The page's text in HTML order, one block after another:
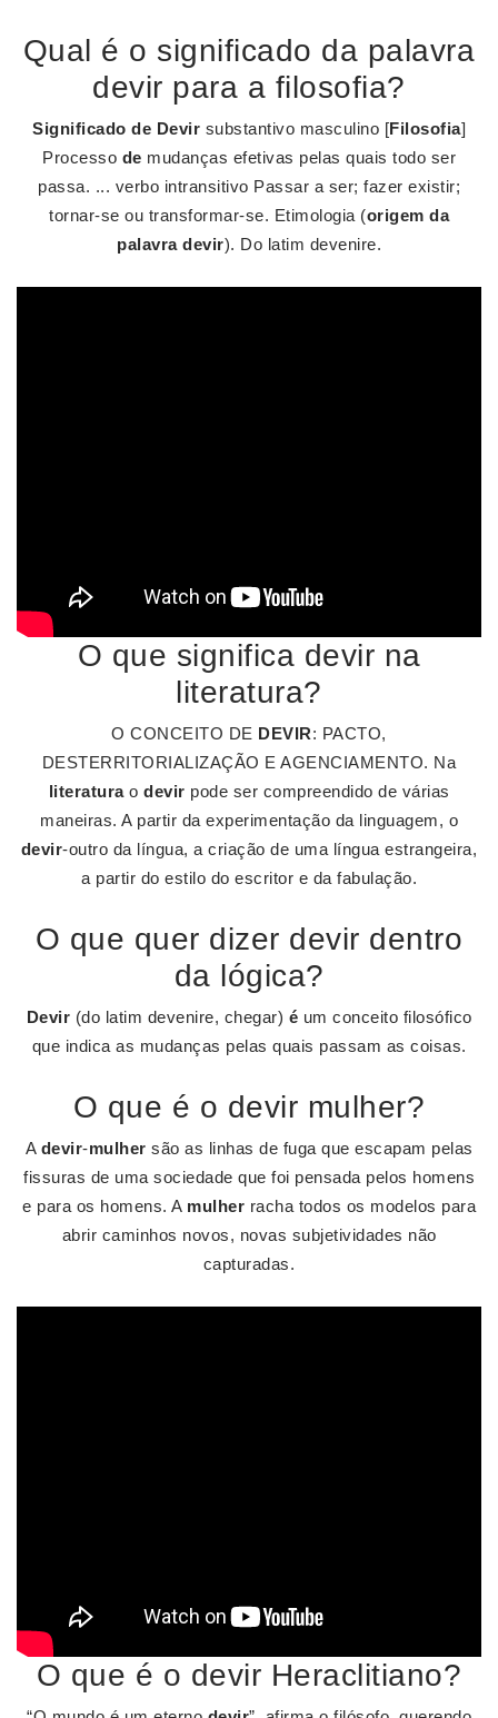
Qual é o significado da palavra
devir para a filosofia?
Significado de Devir substantivo masculino [Filosofia]
Processo de mudanças efetivas pelas quais todo ser
passa. ... verbo intransitivo Passar a ser; fazer existir;
tornar-se ou transformar-se. Etimologia (origem da
palavra devir). Do latim devenire.
O que significa devir na
literatura?
O CONCEITO DE DEVIR: PACTO,
DESTERRITORIALIZAÇÃO E AGENCIAMENTO. Na
literaturao devir pode ser compreendido de várias
maneiras. A partir da experimentação da linguagem, o
devir-outro da língua, a criação de uma língua estrangeira,
a partir do estilo do escritor e da fabulação.
O que quer dizer devir dentro
da lógica?
Devir (do latim devenire, chegar) é um conceito filosófico
que indica as mudanças pelas quais passam as coisas.
O que é o devir mulher?
A devir-mulher são as linhas de fuga que escapam pelas
fissuras de uma sociedade que foi pensada pelos homens
e para os homens. A mulher racha todos os modelos para
abrir caminhos novos, novas subjetividades não
capturadas.
O que é o devir Heraclitiano?